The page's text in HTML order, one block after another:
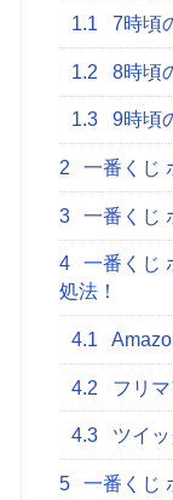
1.1 7時頃
1.2 8時頃
1.3 9時頃
2 一番くじ
3 一番くじ
4
一番くじ
処法！
4.1
4.2 フリ
4.3 ツイ
5 一番くじ